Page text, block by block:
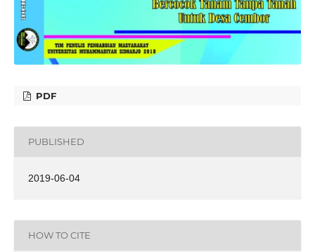
PDF
PUBLISHED
2019-06-04
HOW TO CITE